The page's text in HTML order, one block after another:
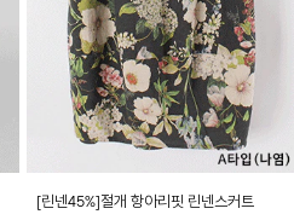
[린넨45%]절개 항아리핏 린넨스커트